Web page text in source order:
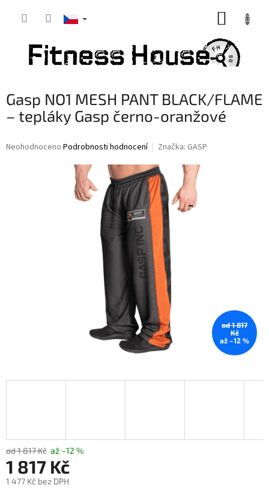
Gasp NO1 MESH PANT BLACK/FLAME
– tepláky Gasp černo-oranžové
Průměrné
Neohodnoceno Podrobnosti hodnocení Značka: GASP
od 1 817
Kč
až –12 %
od 1 817 Kč až –12 %
1 817 Kč
1 477 Kč bez DPH